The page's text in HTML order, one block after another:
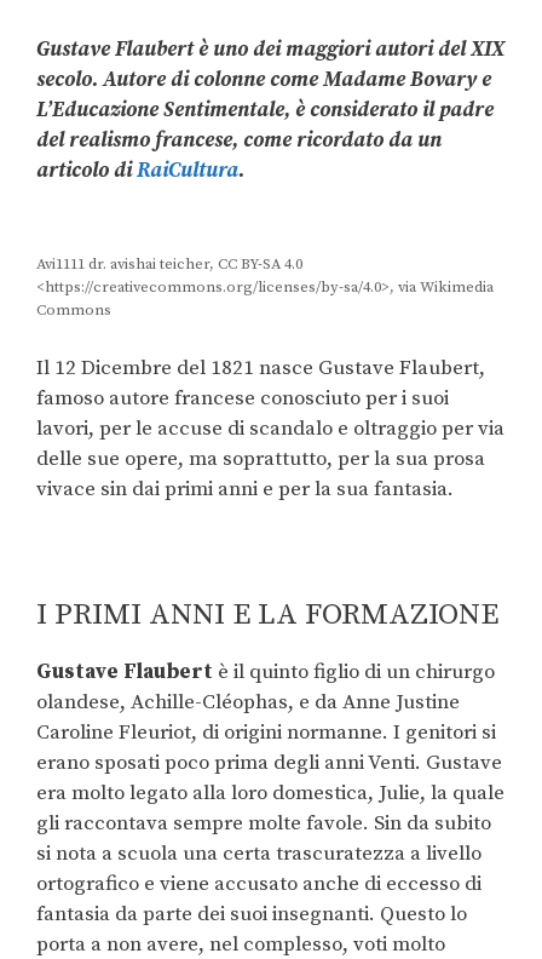
Gustave Flaubert è uno dei maggiori autori del XIX
secolo. Autore di colonne come Madame Bovary e
L’Educazione Sentimentale, è considerato il padre
del realismo francese, come ricordato da un
articolo diRaiCultura.
Avi1111 dr. avishai teicher, CC BY-SA 4.0
<https://creativecommons.org/licenses/by-sa/4.0>, via Wikimedia
Commons
Il 12 Dicembre del 1821 nasce Gustave Flaubert,
famoso autore francese conosciuto per i suoi
lavori, per le accuse di scandalo e oltraggio per via
delle sue opere, ma soprattutto, per la sua prosa
vivace sin dai primi anni e per la sua fantasia.
I PRIMI ANNI E LA FORMAZIONE
Gustave Flaubert è il quinto figlio di un chirurgo
olandese, Achille-Cléophas, e da Anne Justine
Caroline Fleuriot, di origini normanne. I genitori si
erano sposati poco prima degli anni Venti. Gustave
era molto legato alla loro domestica, Julie, la quale
gli raccontava sempre molte favole. Sin da subito
si nota a scuola una certa trascuratezza a livello
ortografico e viene accusato anche di eccesso di
fantasia da parte dei suoi insegnanti. Questo lo
porta a non avere, nel complesso, voti molto